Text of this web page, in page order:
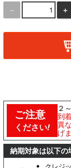
－
＋
ご注意
ください!
２
到
異
げ
納期対象は以下の
クレジ